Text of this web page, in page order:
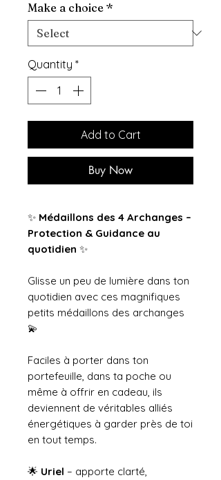
Make a choice *
Quantity *
Add to Cart
Buy Now
✨ Médaillons des 4 Archanges –
Protection & Guidance au
quotidien ✨
Glisse un peu de lumière dans ton
quotidien avec ces magnifiques
petits médaillons des archanges
💫
Faciles à porter dans ton
portefeuille, dans ta poche ou
même à offrir en cadeau, ils
deviennent de véritables alliés
énergétiques à garder près de toi
en tout temps.
🌟 Uriel – apporte clarté,